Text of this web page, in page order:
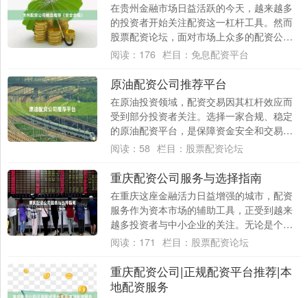
在贵州金融市场日益活跃的今天，越来越多
的投资者开始关注配资这一杠杆工具。然而
股票配资论坛，面对市场上众多的配资公
司，如何选择一家安全合规的机构，成为投
阅读： 176 栏目： 免息配资平台
原油配资公司推荐平台
在原油投资领域，配资交易因其杠杆效应而
受到部分投资者关注。选择一家合规、稳定
的原油配资平台，是保障资金安全和交易体
验的前提。本文将从行业现状、平台筛选标
阅读： 58 栏目： 股票配资论坛
重庆配资公司服务与选择指南
在重庆这座金融活力日益增强的城市，配资
服务作为资本市场的辅助工具，正受到越来
越多投资者与中小企业的关注。无论是个人
投资者希望放大股市收益，还是企业主需要
阅读： 171 栏目： 股票配资论坛
重庆配资公司|正规配资平台推荐|本
地配资服务